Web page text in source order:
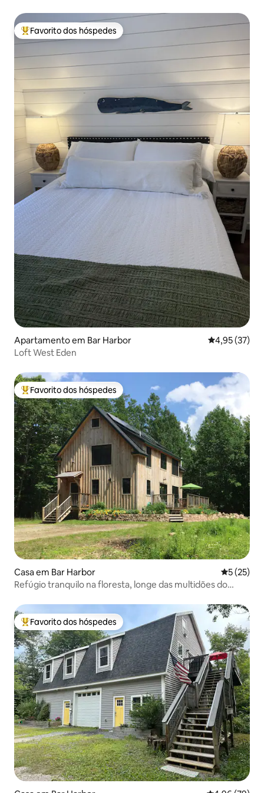
Favoritos dos hóspedes mais apreciados
Favorito dos hóspedes
Apartamento em Bar Harbor Classificação
4,95 (37)
Loft West Eden
Favoritos dos hóspedes mais apreciados
Favorito dos hóspedes
Casa em Bar Harbor
5 (25)
Refúgio tranquilo na floresta, longe das multidões do
Favoritos dos hóspedes mais apreciados
Favorito dos hóspedes